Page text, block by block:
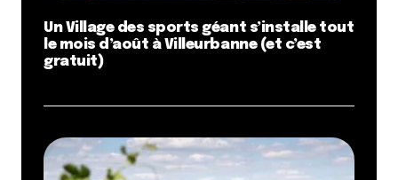
Un Village des sports géant s’installe tout
le mois d’août à Villeurbanne (et c’est
gratuit)